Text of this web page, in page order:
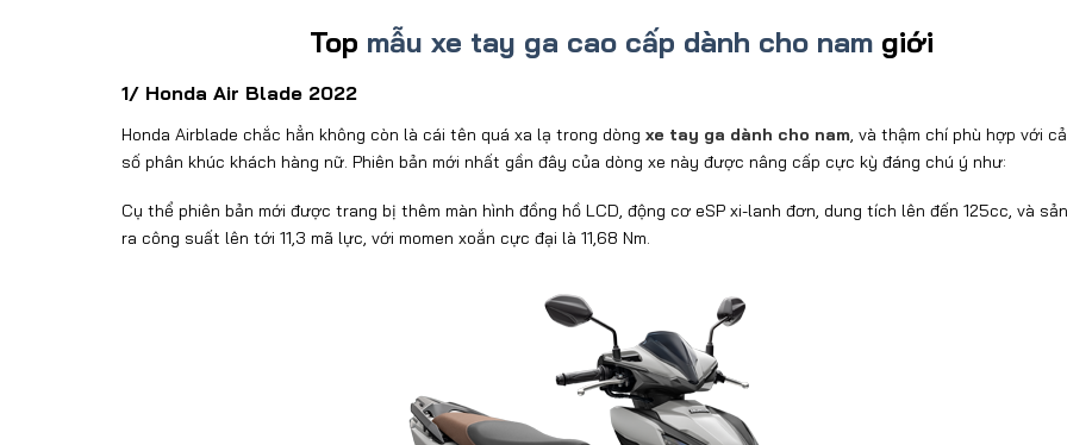
Top mẫu xe tay ga cao cấp dành cho nam giới
1/ Honda Air Blade 2022
Honda Airblade chắc hẳn không còn là cái tên quá xa lạ trong dòng xe tay ga dành cho nam, và thậm chí phù hợp với
số phân khúc khách hàng nữ. Phiên bản mới nhất gần đây của dòng xe này được nâng cấp cực kỳ đáng chú ý như:
Cụ thể phiên bản mới được trang bị thêm màn hình đồng hồ LCD, động cơ eSP xi-lanh đơn, dung tích lên đến 125cc, và
ra công suất lên tới 11,3 mã lực, với momen xoắn cực đại là 11,68 Nm.